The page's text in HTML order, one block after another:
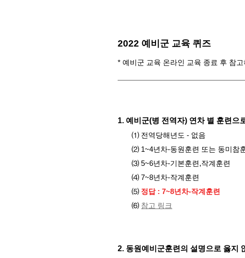
2022 예비군 교육 퀴즈
* 예비군 교육 온라인 교육 종료 후 참
1. 예비군(병 전역자) 연차 별 훈련으
⑴ 전역당해년도 - 없음
⑵ 1~4년차-동원훈련 또는 동미참
⑶ 5~6년차-기본훈련,작계훈련
⑷ 7~8년차-작계훈련
⑸ 정답 : 7~8년차-작계훈련
⑹ 참고 링크
2. 동원예비군훈련의 설명으로 옳지